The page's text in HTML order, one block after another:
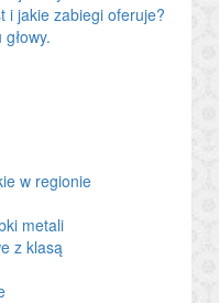
i jakie zabiegi oferuje?
w regionie
metali
z klasą